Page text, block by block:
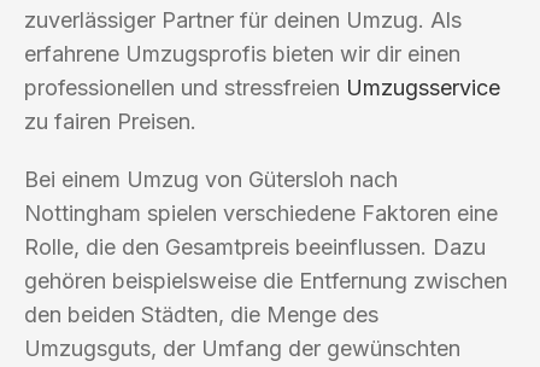
zuverlässiger Partner für deinen Umzug. Als
erfahrene Umzugsprofis bieten wir dir einen
professionellen und stressfreien Umzugsservice
zu fairen Preisen.
Bei einem Umzug von Gütersloh nach
Nottingham spielen verschiedene Faktoren eine
Rolle, die den Gesamtpreis beeinflussen. Dazu
gehören beispielsweise die Entfernung zwischen
den beiden Städten, die Menge des
Umzugsguts, der Umfang der gewünschten